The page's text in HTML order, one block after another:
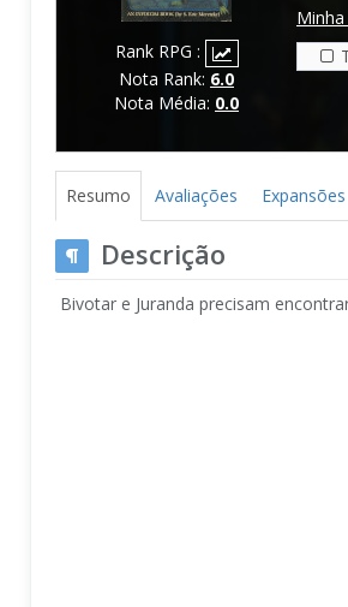
Rank RPG :
Nota Rank: 6.0
Nota Média: 0.0
Resumo Avaliações Expansões
Descrição
Bivotar e Juranda precisam